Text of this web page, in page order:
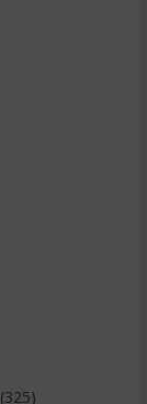
(325)